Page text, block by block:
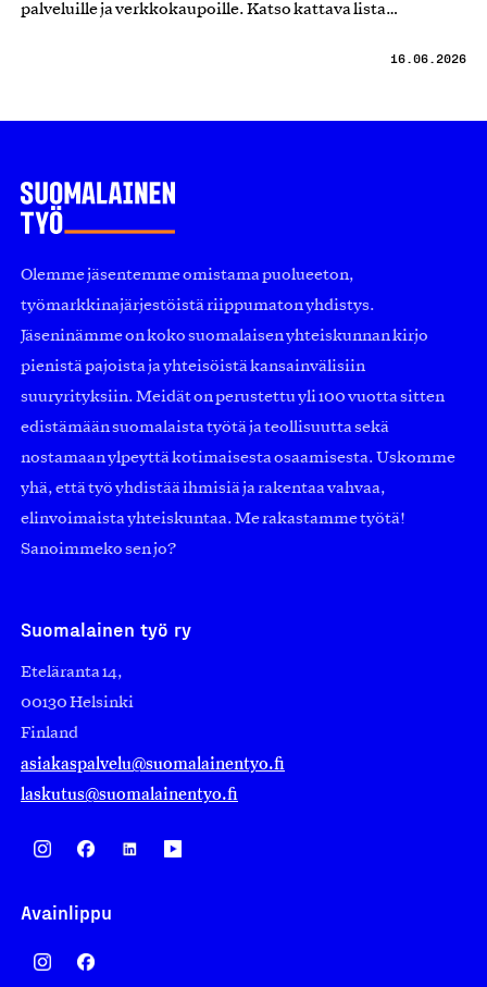
palveluille ja verkkokaupoille. Katso kattava lista…
16.06.2026
Olemme jäsentemme omistama puolueeton,
työmarkkinajärjestöistä riippumaton yhdistys.
Jäseninämme on koko suomalaisen yhteiskunnan kirjo
pienistä pajoista ja yhteisöistä kansainvälisiin
suuryrityksiin. Meidät on perustettu yli 100 vuotta sitten
edistämään suomalaista työtä ja teollisuutta sekä
nostamaan ylpeyttä kotimaisesta osaamisesta. Uskomme
yhä, että työ yhdistää ihmisiä ja rakentaa vahvaa,
elinvoimaista yhteiskuntaa. Me rakastamme työtä!
Sanoimmeko sen jo?
Suomalainen työ ry
Eteläranta 14,
00130 Helsinki
Finland
asiakaspalvelu@suomalainentyo.fi
laskutus@suomalainentyo.fi
Avainlippu